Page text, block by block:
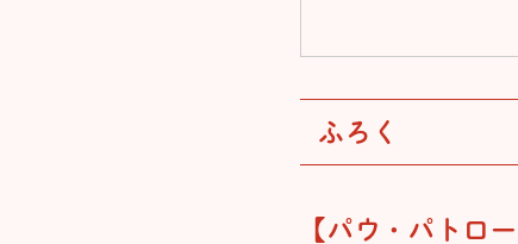
ふろく
【パウ・パト